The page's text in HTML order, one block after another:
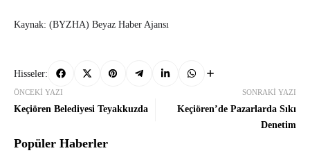
Kaynak: (BYZHA) Beyaz Haber Ajansı
Hisseler:
ÖNCEKI YAZI
Keçiören Belediyesi Teyakkuzda
SONRAKI YAZI
Keçiören’de Pazarlarda Sıkı
Denetim
Popüler Haberler